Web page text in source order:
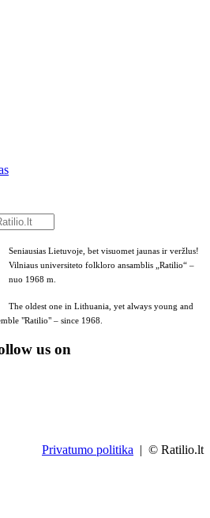
Seniausias Lietuvoje, bet visuomet jaunas ir veržlus!
Vilniaus universiteto folkloro ansamblis „Ratilio“ –
nuo 1968 m.
The oldest one in Lithuania, yet always young and
"Ratilio" – since 1968.
us on
Privatumo politika | © Ratilio.lt